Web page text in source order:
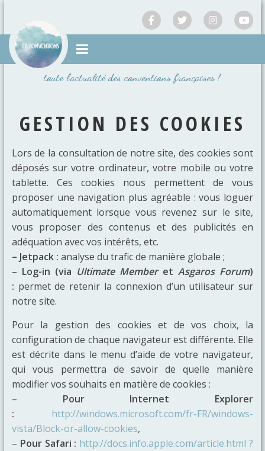
contenu
toute l'actualité des conventions françaises !
GESTION DES COOKIES
Lors de la consultation de notre site, des cookies sont
déposés sur votre ordinateur, votre mobile ou votre
tablette. Ces cookies nous permettent de vous
proposer une navigation plus agréable : vous loguer
automatiquement lorsque vous revenez sur le site,
vous proposer des contenus et des publicités en
adéquation avec vos intérêts, etc.
– Jetpack : analyse du trafic de manière globale ;
– Log-in (via Ultimate MemberetAsgaros Forum)
: permet de retenir la connexion d’un utilisateur sur
notre site.
Pour la gestion des cookies et de vos choix, la
configuration de chaque navigateur est différente. Elle
est décrite dans le menu d’aide de votre navigateur,
qui vous permettra de savoir de quelle manière
modifier vos souhaits en matière de cookies :
– Pour Internet Explorer
:
http://windows.microsoft.com/fr-FR/windows-
vista/Block-or-allow-cookies,
– Pour Safari : http://docs.info.apple.com/article.html ?